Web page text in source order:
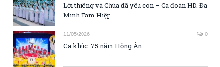
Lời thiêng và Chúa đã yêu con – Ca đoàn HD. Đa
Minh Tam Hiệp
11/05/2026 0
Ca khúc: 75 năm Hồng Ân